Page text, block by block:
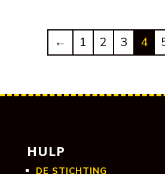
← 1 2 3 4
HULP
DE STICHTING